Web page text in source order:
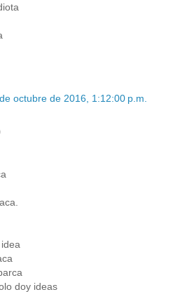
octubre de 2016, 1:12:00 p.m.
doy ideas